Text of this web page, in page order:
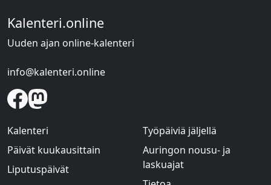
Kalenteri.online
Uuden ajan online-kalenteri
info@kalenteri.online
Kalenteri
Päivät kuukausittain
Liputuspäivät
Työpäiviä jäljellä
Auringon nousu- ja
laskuajat